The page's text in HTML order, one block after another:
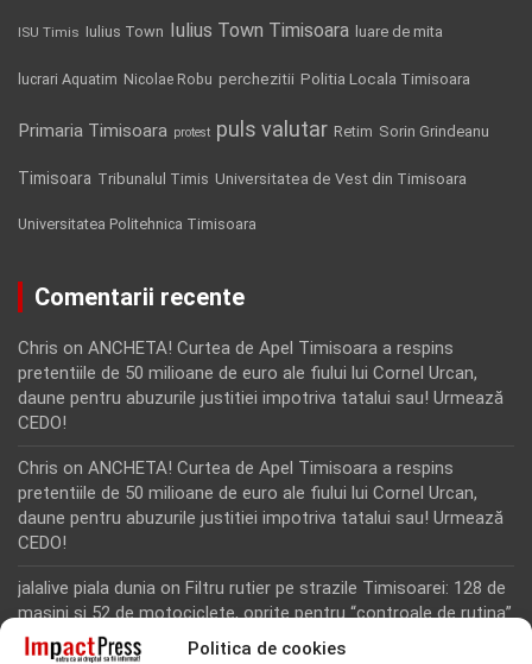
Politica de cookies
ISU Timis Iulius Town Iulius Town Timisoara luare de mita
lucrari Aquatim Nicolae Robu perchezitii Politia Locala Timisoara
Primaria Timisoara protest puls valutar Retim Sorin Grindeanu
Timisoara Tribunalul Timis Universitatea de Vest din Timisoara
Universitatea Politehnica Timisoara
Comentarii recente
Chris on ANCHETA! Curtea de Apel Timisoara a respins
pretentiile de 50 milioane de euro ale fiului lui Cornel Urcan,
daune pentru abuzurile justitiei impotriva tatalui sau! Urmează
CEDO!
Chris on ANCHETA! Curtea de Apel Timisoara a respins
pretentiile de 50 milioane de euro ale fiului lui Cornel Urcan,
daune pentru abuzurile justitiei impotriva tatalui sau! Urmează
CEDO!
jalalive piala dunia on Filtru rutier pe strazile Timisoarei: 128 de
masini si 52 de motociclete, oprite pentru “controale de rutina”
Rodion Camatoritul on Inca un martor din dosarul fraudei cu